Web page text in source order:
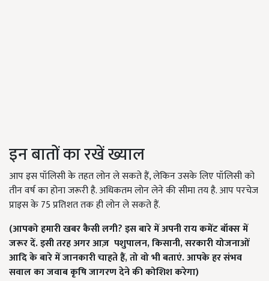
इन बातों का रखें ख्याल
आप इस पॉलिसी के तहत लोन ले सकते हैं, लेकिन उसके लिए पॉलिसी को
तीन वर्ष का होना जरूरी है. अधिकतम लोन लेने की सीमा तय है. आप परचेज
प्राइस के 75 प्रतिशत तक ही लोन ले सकते हैं.
(आपको हमारी खबर कैसी लगी?इस बारे में अपनी राय कमेंट बॉक्स में
जरूर दें. इसी तरह अगर आज़ पशुपालन,किसानी,सरकारी योजनाओं
आदि के बारे में जानकारी चाहते हैं,तो वो भी बताएं. आपके हर संभव
सवाल का जवाब कृषि जागरण देने की कोशिश करेगा)